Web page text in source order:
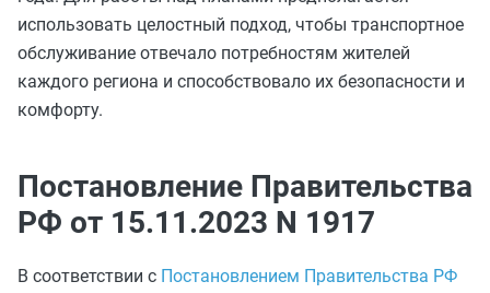
использовать целостный подход, чтобы транспортное
обслуживание отвечало потребностям жителей
каждого региона и способствовало их безопасности и
комфорту.
Постановление Правительства
РФ от 15.11.2023 N 1917
В соответствии с Постановлением Правительства РФ